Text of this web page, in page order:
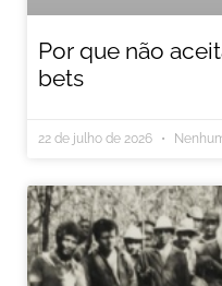
Por que não
bets
22 de julho de 2026